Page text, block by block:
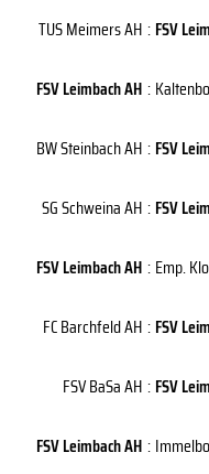
TUS Meimers AH : FSV
FSV Leimbach AH :
BW Steinbach AH : FSV
SG Schweina AH : FSV
FSV Leimbach AH : Emp.
FC Barchfeld AH : FSV
FSV BaSa AH : FSV
FSV Leimbach AH :